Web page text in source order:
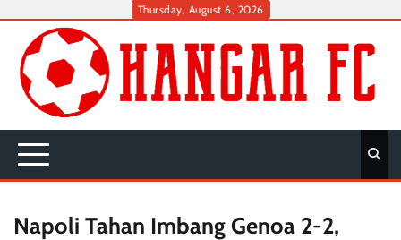
content
Thursday, August 6, 2026
Napoli Tahan Imbang Genoa 2-2,